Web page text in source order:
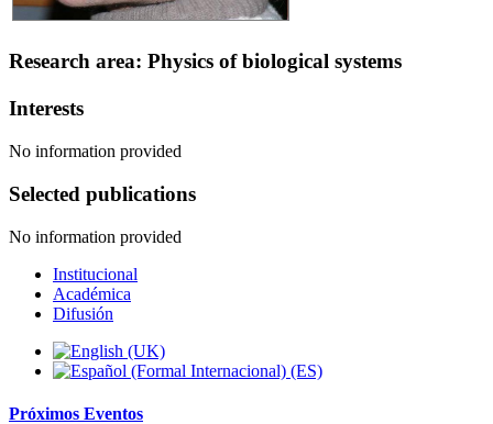
Research area: Physics of biological systems
Interests
No information provided
Selected publications
No information provided
Institucional
Académica
Difusión
Próximos Eventos